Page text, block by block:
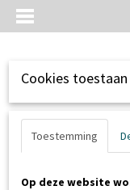
Cookies
Toestemming
Op deze website